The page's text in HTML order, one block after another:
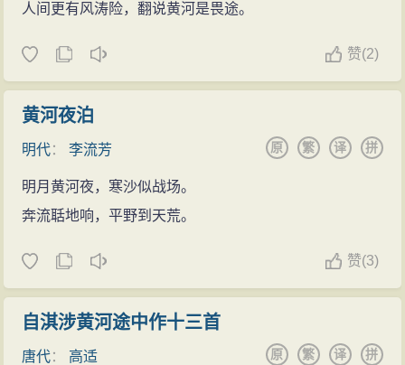
人间更有风涛险，翻说黄河是畏途。
赞(2)
黄河夜泊
明代：李流芳 拼
译
繁
原
明月黄河夜，寒沙似战场。
奔流聒地响，平野到天荒。
赞(3)
自淇涉黄河途中作十三首
唐代： 高适 拼
译
繁
原